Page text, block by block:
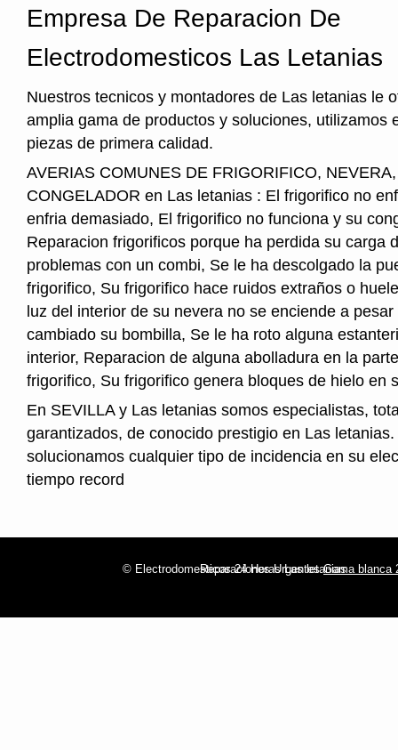
Empresa De Reparacion De
Electrodomesticos Las Letanias
Nuestros tecnicos y montadores de Las letanias le
amplia gama de productos y soluciones, utilizamos
piezas de primera calidad.
AVERIAS COMUNES DE FRIGORIFICO,
CONGELADOR en Las letanias : El frigorifico no
enfria demasiado, El frigorifico no funciona y su
Reparacion frigorificos porque ha perdida su carga
problemas con un combi, Se le ha descolgado la
frigorifico, Su frigorifico hace ruidos extraños o
luz del interior de su nevera no se enciende a
cambiado su bombilla, Se le ha roto alguna
interior, Reparacion de alguna abolladura en la
frigorifico, Su frigorifico genera bloques de hielo en
En SEVILLA y Las letanias somos especialistas,
garantizados, de conocido prestigio en Las
solucionamos cualquier tipo de incidencia en su
tiempo record
© Electrodomesticos 24 Horas Las letanias
Reparaciones UrgentesGama blanca